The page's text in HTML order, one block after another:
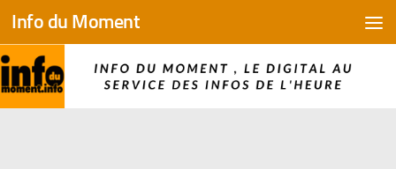
Skip to content
Info du Moment